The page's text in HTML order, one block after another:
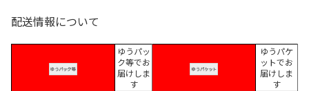
配送情報について
ゆうパッ
ク等でお
届けしま
す
ゆうパケ
ットでお
届けしま
す